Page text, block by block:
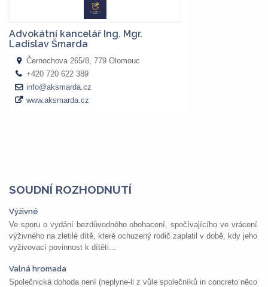
SOUDNÍ ROZHODNUTÍ
Výživné
Ve sporu o vydání bezdůvodného obohacení, spočívajícího ve vrácení
výživného na zletilé dítě, které ochuzený rodič zaplatil v době, kdy jeho
vyživovací povinnost k dítěti...
Valná hromada
Společnická dohoda není (neplyne-li z vůle společníků in concreto něco